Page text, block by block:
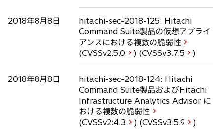
2018年8月8日
hitachi-sec-2018-125: Hitachi
Command Suite製品の仮想アプライ
アンスにおける複数の脆弱性
(CVSSv2:5.0 ) (CVSSv3:7.5 )
2018年8月8日
hitachi-sec-2018-124: Hitachi
Command Suite製品およびHitachi
Infrastructure Analytics Advisor に
おける複数の脆弱性
(CVSSv2:4.3 ) (CVSSv3:5.9 )